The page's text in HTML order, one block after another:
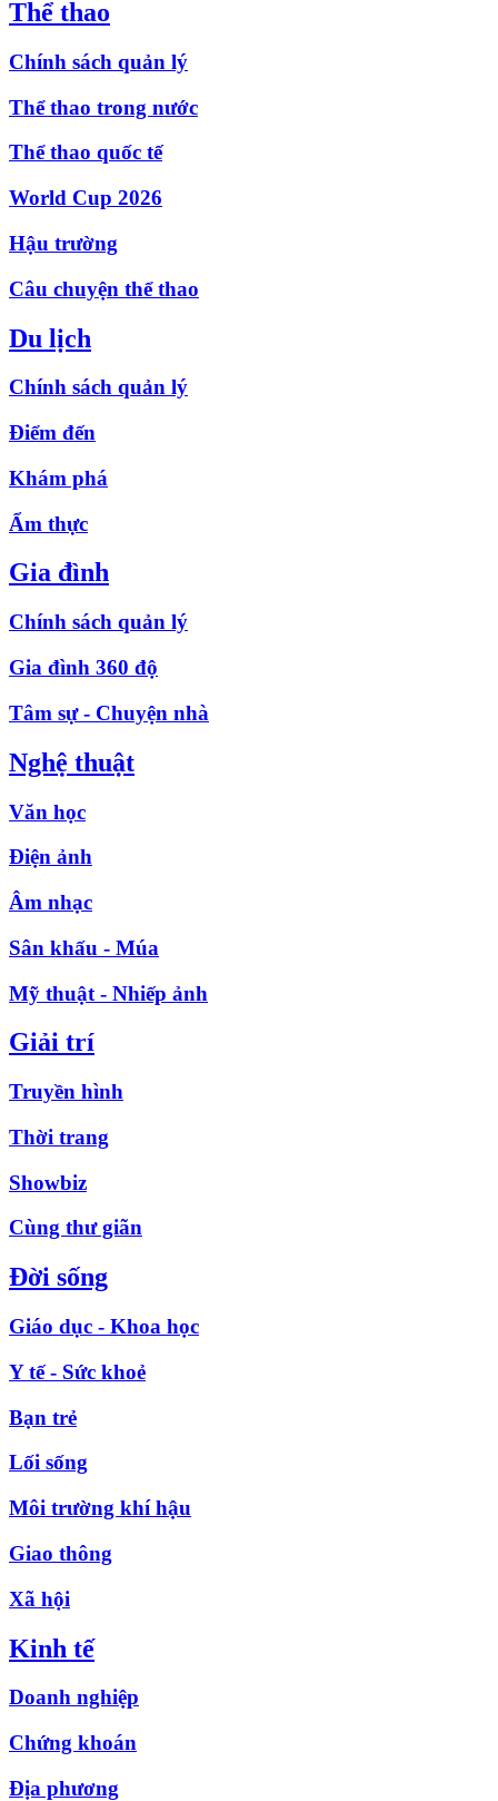
Thể thao
Chính sách quản lý
Thể thao trong nước
Thể thao quốc tế
World Cup 2026
Hậu trường
Câu chuyện thể thao
Du lịch
Chính sách quản lý
Điểm đến
Khám phá
Ẩm thực
Gia đình
Chính sách quản lý
Gia đình 360 độ
Tâm sự - Chuyện nhà
Nghệ thuật
Văn học
Điện ảnh
Âm nhạc
Sân khấu - Múa
Mỹ thuật - Nhiếp ảnh
Giải trí
Truyền hình
Thời trang
Showbiz
Cùng thư giãn
Đời sống
Giáo dục - Khoa học
Y tế - Sức khoẻ
Bạn trẻ
Lối sống
Môi trường khí hậu
Giao thông
Xã hội
Kinh tế
Doanh nghiệp
Chứng khoán
Địa phương